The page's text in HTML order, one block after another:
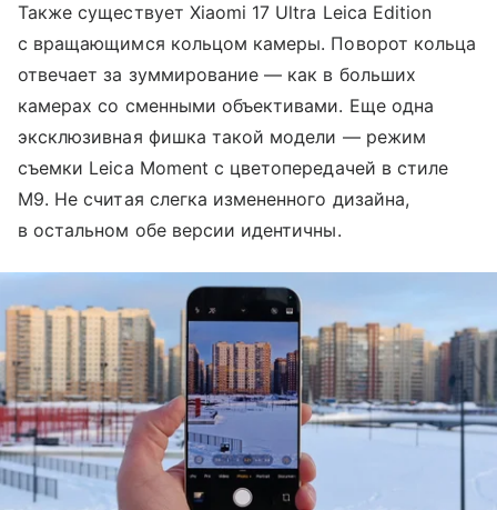
Также существует Xiaomi 17 Ultra Leica Edition
с вращающимся кольцом камеры. Поворот кольца
отвечает за зуммирование — как в больших
камерах со сменными объективами. Еще одна
эксклюзивная фишка такой модели — режим
съемки Leica Moment с цветопередачей в стиле
M9. Не считая слегка измененного дизайна,
в остальном обе версии идентичны.